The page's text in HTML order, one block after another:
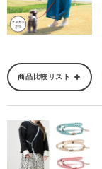
商品比較リスト